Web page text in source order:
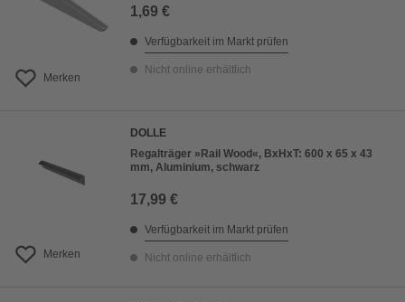
Merken
1,69 €
Verfügbarkeit im Markt prüfen
Nicht online erhältlich
Merken
DOLLE
Regalträger »Rail Wood«, BxHxT: 600 x 65 x 43
mm, Aluminium, schwarz
17,99 €
Verfügbarkeit im Markt prüfen
Nicht online erhältlich